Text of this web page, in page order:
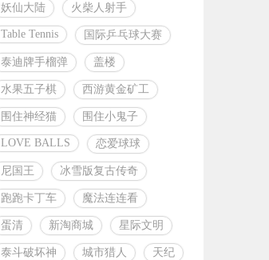
妖仙大陆 火柴人射手
Table Tennis 国际乒乓球大赛
泰迪牌手榴弹 盖楼
水果五子棋 西游黄金矿工
围住神经猫 围住小鬼子
LOVE BALLS 恋爱球球
尼国王 冰雪版复古传奇
跑跑卡丁车 魔法连连看
蛋清 新淘商城 星际文明
泰斗破坏神 城市猎人 天纪